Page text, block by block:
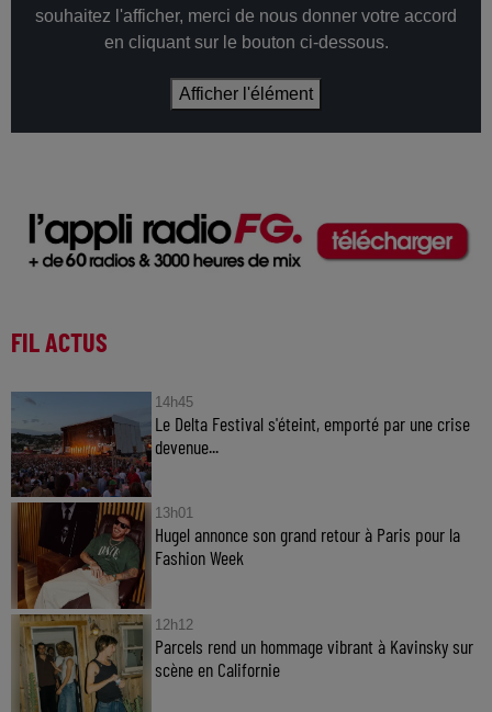
souhaitez l'afficher, merci de nous donner votre accord
en cliquant sur le bouton ci-dessous.
Afficher l'élément
FIL ACTUS
14h45
Le Delta Festival s'éteint, emporté par une crise
devenue...
13h01
Hugel annonce son grand retour à Paris pour la
Fashion Week
12h12
Parcels rend un hommage vibrant à Kavinsky sur
scène en Californie